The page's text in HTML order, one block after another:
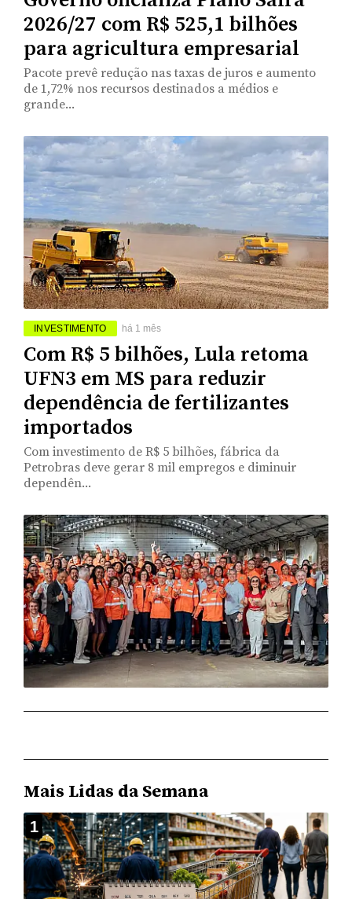
2026/27 com R$ 525,1 bilhões
para agricultura empresarial
Pacote prevê redução nas taxas de juros e aumento
de 1,72% nos recursos destinados a médios e
grande...
INVESTIMENTO há 1 mês
Com R$ 5 bilhões, Lula retoma
UFN3 em MS para reduzir
dependência de fertilizantes
importados
Com investimento de R$ 5 bilhões, fábrica da
Petrobras deve gerar 8 mil empregos e diminuir
dependên...
Mais Lidas da Semana
1